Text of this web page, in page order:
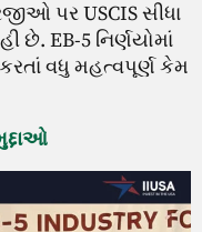
પર USCIS સીધા
છે. EB-5 નિર્ણયોમાં
વધુ મહત્વપૂર્ણ કેમ